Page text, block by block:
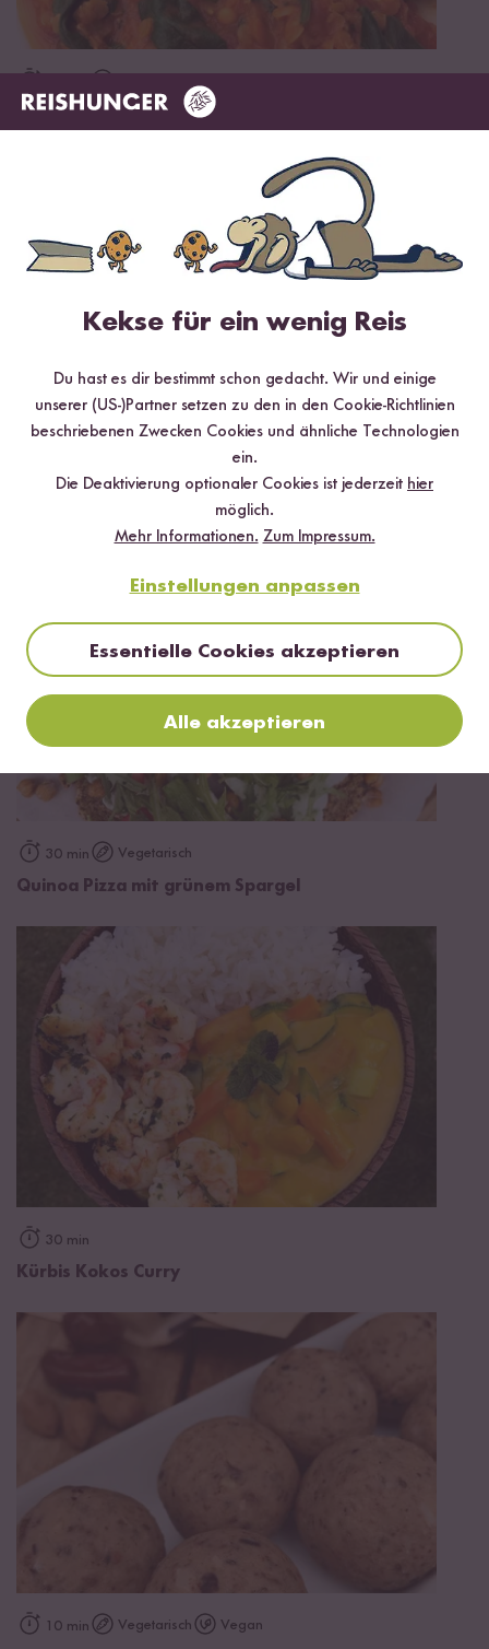
Linsen Dhal mit Naan-Brot
Glutenfrei
30 min Vegetarisch
Quinoa Pizza mit grünem Spargel
30 min
Kürbis Kokos Curry
10 min Vegetarisch Vegan
Kekse für ein wenig Reis
Du hast es dir bestimmt schon gedacht. Wir und einige
unserer (US-)Partner setzen zu den in den Cookie-Richtlinien
beschriebenen Zwecken Cookies und ähnliche Technologien
ein.
Die Deaktivierung optionaler Cookies ist jederzeit hier
möglich.
Mehr Informationen. Zum Impressum.
Einstellungen anpassen
Essentielle Cookies akzeptieren
Alle akzeptieren